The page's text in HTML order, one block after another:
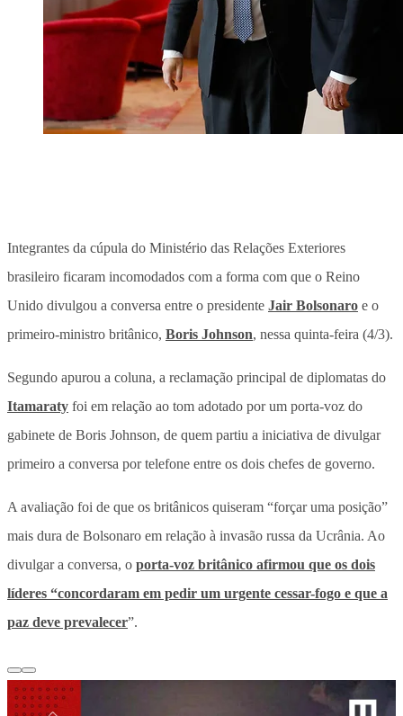
Integrantes da cúpula do Ministério das Relações Exteriores
brasileiro ficaram incomodados com a forma com que o Reino
Unido divulgou a conversa entre o presidente Jair Bolsonaro e o
primeiro-ministro britânico, Boris Johnson, nessa quinta-feira (4/3).
Segundo apurou a coluna, a reclamação principal de diplomatas do
Itamaraty foi em relação ao tom adotado por um porta-voz do
gabinete de Boris Johnson, de quem partiu a iniciativa de divulgar
primeiro a conversa por telefone entre os dois chefes de governo.
A avaliação foi de que os britânicos quiseram “forçar uma posição”
mais dura de Bolsonaro em relação à invasão russa da Ucrânia. Ao
divulgar a conversa, o porta-voz britânico afirmou que os dois
líderes “concordaram em pedir um urgente cessar-fogo e que a
paz deve prevalecer”.